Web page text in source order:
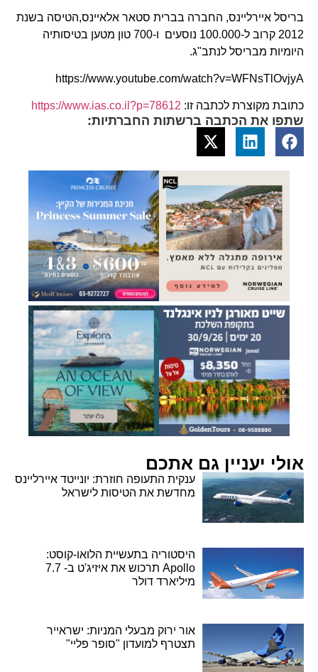
בריסל איירליינס, החברה בברית סטאר אלאיינס,הטיסה בשנת
2012 קרוב ל-100.000 נוסעים ו-700 טון מטען בטיסותיה
היומיות מבריסל לנתב"ג.
https://www.youtube.com/watch?v=WFNsTlOvjyA
כתובת מקוצרת לכתבה זו: https://www.ias.co.il?p=78612
שתפו את הכתבה ברשתות החברתיות:
אולי יעניין גם אתכם
ענקית התעופה חוזרת: יונייטד איירליינס
מחדשת את הטיסות לישראל
היסטוריה בתעשיית הלואו-קוסט:
Apollo תרכוש את איזיג'ט ב- 7.7
מיליארד דולר
אור ירוק מבעלי המניות: ישראייר
תצטרף למועדון "סופר פליי"